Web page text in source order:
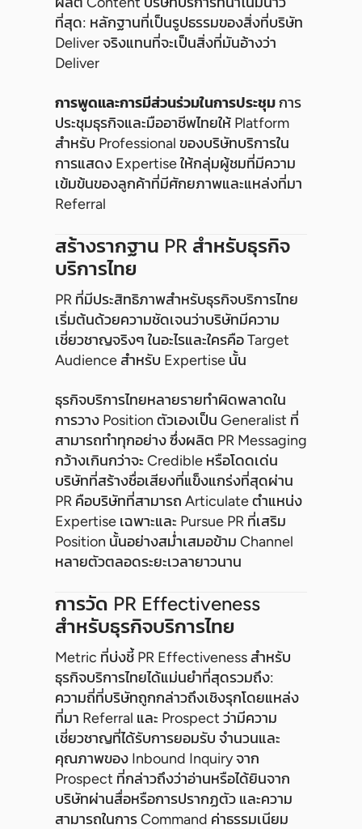
ที่สุด: หลักฐานที่เป็นรูปธรรมของสิ่งที่บริษัท
Deliver จริงแทนที่จะเป็นสิ่งที่มันอ้างว่า
Deliver
การพูดและการมีส่วนร่วมในการประชุมการ
ประชุมธุรกิจและมืออาชีพไทยให้ Platform
สำหรับ Professional ของบริษัทบริการใน
การแสดง Expertise ให้กลุ่มผู้ชมที่มีความ
เข้มข้นของลูกค้าที่มีศักยภาพและแหล่งที่มา
Referral
สร้างรากฐาน PR สำหรับธุรกิจ
บริการไทย
PR ที่มีประสิทธิภาพสำหรับธุรกิจบริการไทย
เริ่มต้นด้วยความชัดเจนว่าบริษัทมีความ
เชี่ยวชาญจริงๆ ในอะไรและใครคือ Target
Audience สำหรับ Expertise นั้น
ธุรกิจบริการไทยหลายรายทำผิดพลาดใน
การวาง Position ตัวเองเป็น Generalist ที่
สามารถทำทุกอย่าง ซึ่งผลิต PR Messaging
กว้างเกินกว่าจะ Credible หรือโดดเด่น
บริษัทที่สร้างชื่อเสียงที่แข็งแกร่งที่สุดผ่าน
PR คือบริษัทที่สามารถ Articulate ตำแหน่ง
Expertise เฉพาะและ Pursue PR ที่เสริม
Position นั้นอย่างสม่ำเสมอข้าม Channel
หลายตัวตลอดระยะเวลายาวนาน
การวัด PR Effectiveness
สำหรับธุรกิจบริการไทย
Metric ที่บ่งชี้ PR Effectiveness สำหรับ
ธุรกิจบริการไทยได้แม่นยำที่สุดรวมถึง:
ความถี่ที่บริษัทถูกกล่าวถึงเชิงรุกโดยแหล่ง
ที่มา Referral และ Prospect ว่ามีความ
เชี่ยวชาญที่ได้รับการยอมรับ จำนวนและ
คุณภาพของ Inbound Inquiry จาก
Prospect ที่กล่าวถึงว่าอ่านหรือได้ยินจาก
บริษัทผ่านสื่อหรือการปรากฏตัว และความ
สามารถในการ Command ค่าธรรมเนียม